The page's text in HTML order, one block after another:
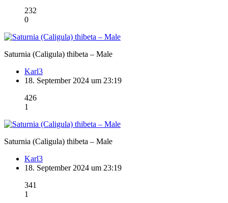
232
0
Saturnia (Caligula) thibeta – Male
Karl3
18. September 2024 um 23:19
426
1
Saturnia (Caligula) thibeta – Male
Karl3
18. September 2024 um 23:19
341
1